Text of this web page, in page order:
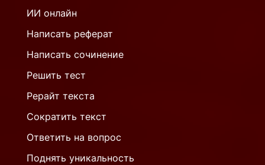
ИИ онлайн
Написать реферат
Написать сочинение
Решить тест
Рерайт текста
Сократить текст
Ответить на вопрос
Поднять уникальность